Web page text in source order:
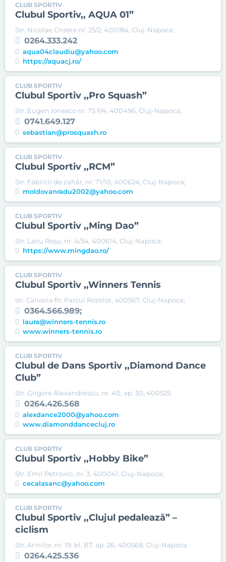
CLUB SPORTIV
Clubul Sportiv,, AQUA 01”
Str. Nicolae Cristea nr. 25/2, 400184, Cluj-Napoca;
0264.333.242
aqua04claudiu@yahoo.com
https://aquacj.ro/
CLUB SPORTIV
Clubul Sportiv ,,Pro Squash”
Str. Eugen Ionesco nr. 75 F/4, 400496, Cluj-Napoca;
0741.649.127
sebastian@prosquash.ro
CLUB SPORTIV
Clubul Sportiv ,,RCM”
Str. Fabricii de zahăr, nr. 71/10, 400624, Cluj-Napoca;
moldovanradu2002@yahoo.com
CLUB SPORTIV
Clubul Sportiv ,,Ming Dao”
Str. Lacu Roşu, nr. 4/34, 400614, Cluj-Napoca;
https://www.mingdao.ro/
CLUB SPORTIV
Clubul Sportiv ,,Winners Tennis
str. Calvaria fn, Parcul Rozelor, 400567, Cluj-Napoca;
0364.566.989;
laura@winners-tennis.ro
www.winners-tennis.ro
CLUB SPORTIV
Clubul de Dans Sportiv ,,Diamond Dance
Club”
Str. Grigore Alexandrescu, nr. 40, ap. 30, 400525;
0264.426.568
alexdance2000@yahoo.com
www.diamonddancecluj.ro
CLUB SPORTIV
Clubul Sportiv ,,Hobby Bike”
Str. Emil Petrovici, nr. 3, 400041, Cluj-Napoca;
cecalasanc@yahoo.com
CLUB SPORTIV
Clubul Sportiv ,,Clujul pedalează” –
ciclism
Str. Arinilor, nr. 19, bl. B7, ap. 26, 400568, Cluj-Napoca
0264.425.536